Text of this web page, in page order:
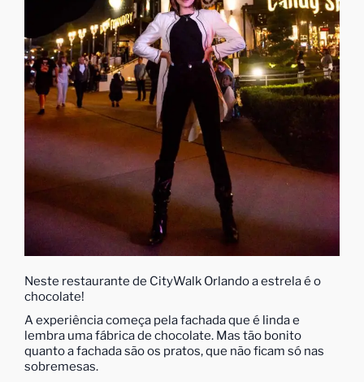
Neste restaurante de CityWalk Orlando a estrela é o
chocolate!
A experiência começa pela fachada que é linda e
lembra uma fábrica de chocolate. Mas tão bonito
quanto a fachada são os pratos, que não ficam só nas
sobremesas.